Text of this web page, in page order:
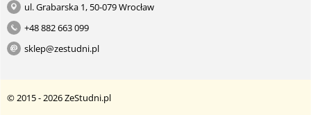
ul. Grabarska 1, 50-079 Wrocław
+48 882 663 099
sklep@zestudni.pl
© 2015 - 2026 ZeStudni.pl